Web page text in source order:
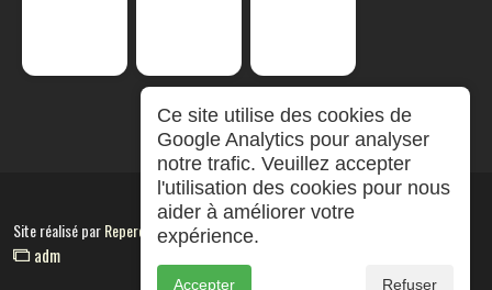
Site réalisé parRepereCom
adm
Ce site utilise des cookies de
Google Analytics pour analyser
notre trafic. Veuillez accepter
l'utilisation des cookies pour nous
aider à améliorer votre
expérience.
Accepter Refuser